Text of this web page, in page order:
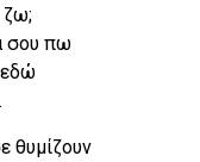
ζω;
σου πω
εδώ
θυμίζουν